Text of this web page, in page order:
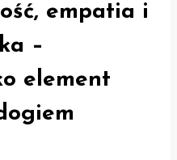
empatia i
–
element